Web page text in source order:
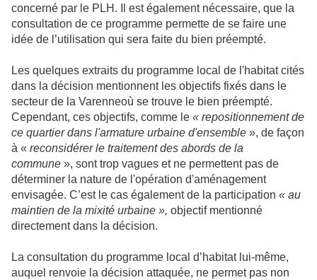
concerné par le PLH. Il est également nécessaire, que la
consultation de ce programme permette de se faire une
idée de l’utilisation qui sera faite du bien préempté.
Les quelques extraits du programme local de l'habitat cités
dans la décision mentionnent les objectifs fixés dans le
secteur de la Varenneoù se trouve le bien préempté.
Cependant, ces objectifs, comme le « repositionnement de
ce quartier dans l'armature urbaine d'ensemble », de façon
à « reconsidérer le traitement des abords de la
commune », sont trop vagues et ne permettent pas de
déterminer la nature de l'opération d'aménagement
envisagée. C’est le cas également de la participation « au
maintien de la mixité urbaine », objectif mentionné
directement dans la décision.
La consultation du programme local d’habitat lui-même,
auquel renvoie la décision attaquée, ne permet pas non